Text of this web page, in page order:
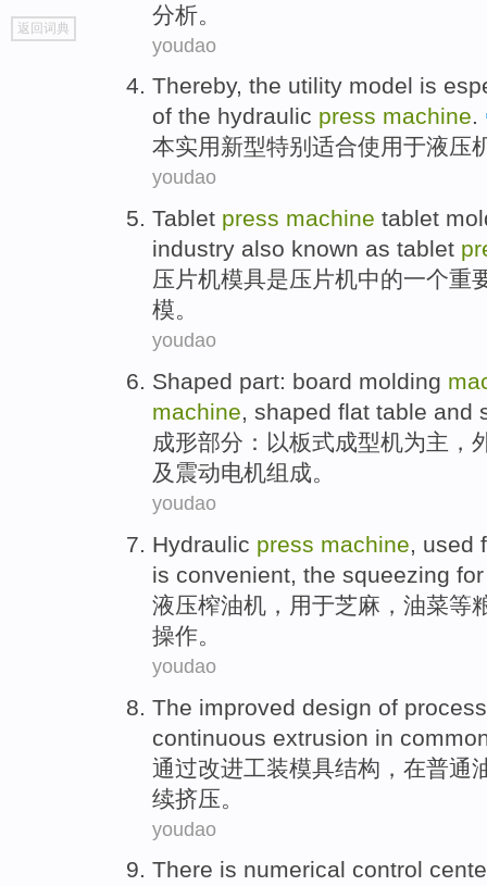
go
top
返回词典
分析。
youdao
Thereby, the utility model is
of the hydraulic press machine.
本实用新型特别 适合使用于液压
youdao
Tablet press machine tablet
industry also known as tablet
压 片机模具是压片机中的一个重
模。
youdao
Shaped part: board molding
machine, shaped flat table and
成形部分 ：以板式成型机为主，
及 震动电机组成。
youdao
Hydraulic press machine, used
is convenient, the squeezing
液压榨油机 ， 用于芝麻 ， 油菜等
操作。
youdao
The improved design of
continuous extrusion in
通过改进工装模具结构 ， 在普通
续挤压 。
youdao
There is numerical control